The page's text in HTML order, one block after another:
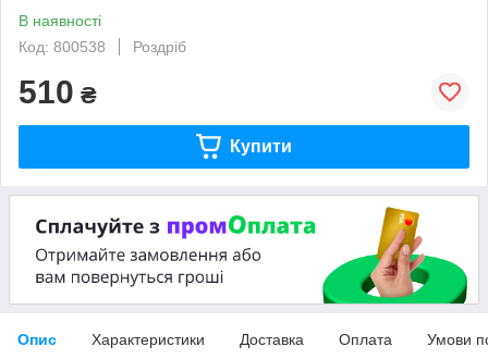
В наявності
Код: 800538
Роздріб
510 ₴
Купити
Опис Характеристики Доставка Оплата Умови